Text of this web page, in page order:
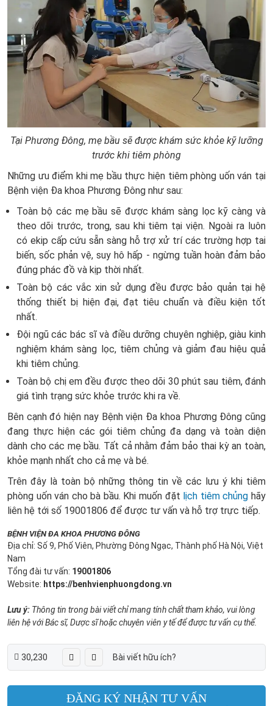
Tại Phương Đông, mẹ bầu sẽ được khám sức khỏe kỹ lưỡng
trước khi tiêm phòng
Những ưu điểm khi mẹ bầu thực hiện tiêm phòng uốn ván tại
Bệnh viện Đa khoa Phương Đông như sau:
Toàn bộ các mẹ bầu sẽ được khám sàng lọc kỹ càng và
theo dõi trước, trong, sau khi tiêm tại viện. Ngoài ra luôn
có ekip cấp cứu sẵn sàng hỗ trợ xử trí các trường hợp tai
biến, sốc phản vệ, suy hô hấp - ngừng tuần hoàn đảm bảo
đúng phác đồ và kịp thời nhất.
Toàn bộ các vắc xin sử dụng đều được bảo quản tại hệ
thống thiết bị hiện đại, đạt tiêu chuẩn và điều kiện tốt
nhất.
Đội ngũ các bác sĩ và điều dưỡng chuyên nghiệp, giàu kinh
nghiệm khám sàng lọc, tiêm chủng và giảm đau hiệu quả
khi tiêm chủng.
Toàn bộ chị em đều được theo dõi 30 phút sau tiêm, đánh
giá tình trạng sức khỏe trước khi ra về.
Bên cạnh đó hiện nay Bệnh viện Đa khoa Phương Đông cũng
đang thực hiện các gói tiêm chủng đa dạng và toàn diện
dành cho các mẹ bầu. Tất cả nhằm đảm bảo thai kỳ an toàn,
khỏe mạnh nhất cho cả mẹ và bé.
Trên đây là toàn bộ những thông tin về các lưu ý khi tiêm
phòng uốn ván cho bà bầu. Khi muốn đặt lịch tiêm chủng hãy
liên hệ tới số 19001806 để được tư vấn và hỗ trợ trực tiếp.
BỆNH VIỆN ĐA KHOA PHƯƠNG ĐÔNG
Địa chỉ: Số 9, Phố Viên, Phường Đông Ngạc, Thành phố Hà Nội, Việt
Nam
Tổng đài tư vấn: 19001806
Website: https://benhvienphuongdong.vn
Lưu ý: Thông tin trong bài viết chỉ mang tính chất tham khảo, vui lòng
liên hệ với Bác sĩ, Dược sĩ hoặc chuyên viên y tế để được tư vấn cụ thể.
30,230 Bài viết hữu ích?
ĐĂNG KÝ NHẬN TƯ VẤN